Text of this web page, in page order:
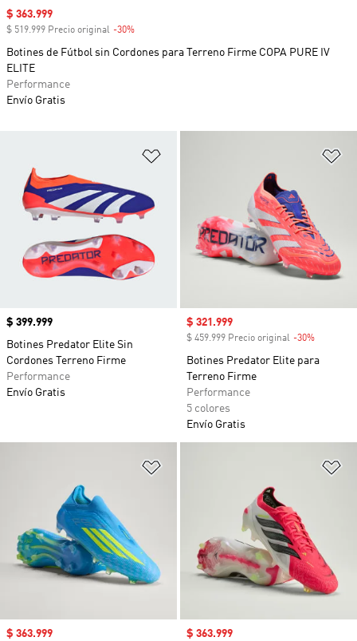
Precio
$ 399.999
Botines Predator Elite Sin
Cordones Terreno Firme
Performance
Envío Gratis
Precio de venta
$ 321.999
$ 459.999 Precio original -30%
Botines Predator Elite para
Terreno Firme
Performance
5 colores
Envío Gratis
Precio de venta
$ 363.999 Precio de venta
$ 363.999
Precio de venta
$ 363.999
$ 519.999 Precio original -30%
Botines de Fútbol sin Cordones para Terreno Firme COPA PURE IV
ELITE
Performance
Envío Gratis